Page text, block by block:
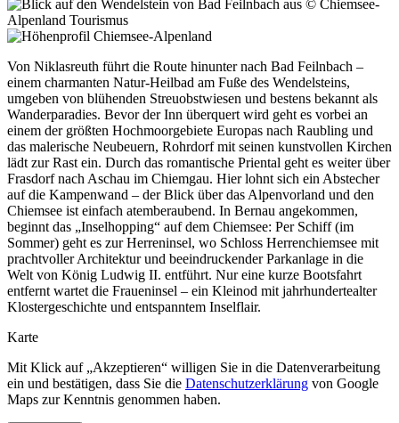
Von Niklasreuth führt die Route hinunter nach Bad Feilnbach –
einem charmanten Natur-Heilbad am Fuße des Wendelsteins,
umgeben von blühenden Streuobstwiesen und bestens bekannt als
Wanderparadies. Bevor der Inn überquert wird geht es vorbei an
einem der größten Hochmoorgebiete Europas nach Raubling und
das malerische Neubeuern, Rohrdorf mit seinen kunstvollen Kirchen
lädt zur Rast ein. Durch das romantische Priental geht es weiter über
Frasdorf nach Aschau im Chiemgau. Hier lohnt sich ein Abstecher
auf die Kampenwand – der Blick über das Alpenvorland und den
Chiemsee ist einfach atemberaubend. In Bernau angekommen,
beginnt das „Inselhopping“ auf dem Chiemsee: Per Schiff (im
Sommer) geht es zur Herreninsel, wo Schloss Herrenchiemsee mit
prachtvoller Architektur und beeindruckender Parkanlage in die
Welt von König Ludwig II. entführt. Nur eine kurze Bootsfahrt
entfernt wartet die Fraueninsel – ein Kleinod mit jahrhundertealter
Klostergeschichte und entspanntem Inselflair.
Karte
Mit Klick auf „Akzeptieren“ willigen Sie in die Datenverarbeitung
ein und bestätigen, dass Sie die Datenschutzerklärung von Google
Maps zur Kenntnis genommen haben.